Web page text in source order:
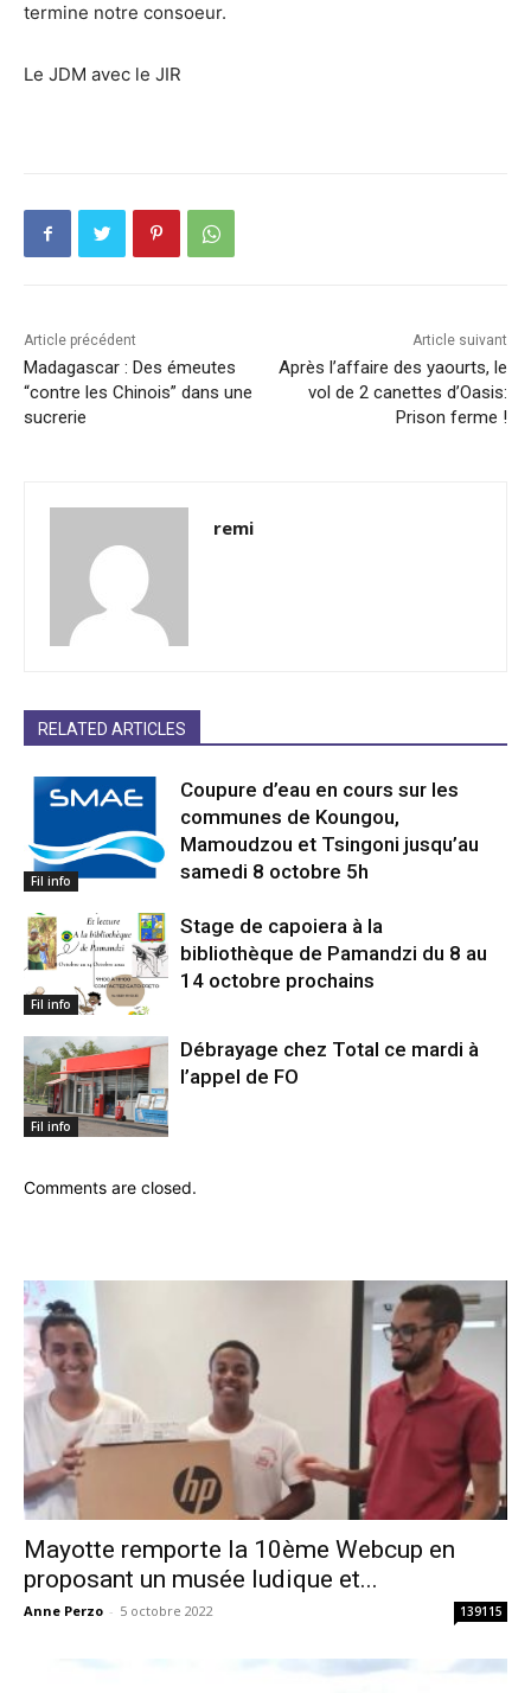
termine notre consoeur.
Le JDM avec le JIR
Article précédent
Madagascar : Des émeutes
“contre les Chinois” dans une
sucrerie
Article suivant
Après l’affaire des yaourts, le
vol de 2 canettes d’Oasis:
Prison ferme !
remi
RELATED ARTICLES
Fil info
Coupure d’eau en cours sur les
communes de Koungou,
Mamoudzou et Tsingoni jusqu’au
samedi 8 octobre 5h
Fil info
Stage de capoiera à la
bibliothèque de Pamandzi du 8 au
14 octobre prochains
Fil info
Débrayage chez Total ce mardi à
l’appel de FO
Comments are closed.
Mayotte remporte la 10ème Webcup en
proposant un musée ludique et...
Anne Perzo - 5 octobre 2022 139115